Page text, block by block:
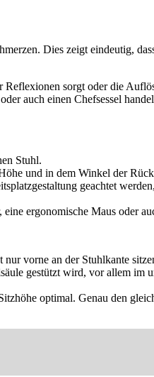
Dies zeigt eindeutig,
sorgt oder die
auch einen Chefsessel
Stuhl.
und in dem Winkel der
geachtet
ergonomische Maus oder
vorne an der Stuhlkante
gestützt wird, vor allem im
optimal. Genau den